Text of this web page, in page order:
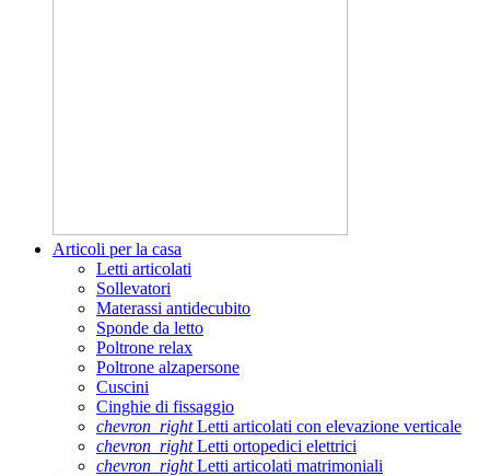
Articoli per la casa
Letti articolati
Sollevatori
Materassi antidecubito
Sponde da letto
Poltrone relax
Poltrone alzapersone
Cuscini
Cinghie di fissaggio
chevron_rightLetti articolati con elevazione verticale
chevron_rightLetti ortopedici elettrici
chevron_rightLetti articolati matrimoniali